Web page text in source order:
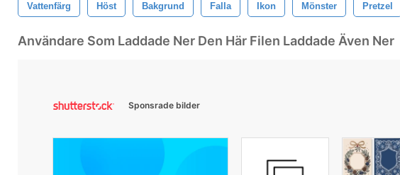
Vattenfärg Höst Bakgrund Falla Ikon Mönster Pretzel
Användare Som Laddade Ner Den Här Filen Laddade Även Ner
Sponsrade bilder